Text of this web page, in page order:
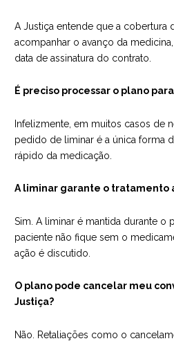
A Justiça entende que a cobertura
acompanhar o avanço da
data de assinatura do contrato.
É preciso processar o plano
Infelizmente, em muitos casos de
pedido de liminar é a única forma
rápido da medicação.
A liminar garante o tratamento
Sim. A liminar é mantida durante o
paciente não fique sem o
ação é discutido.
O plano pode cancelar meu
Justiça?
Não. Retaliações como o